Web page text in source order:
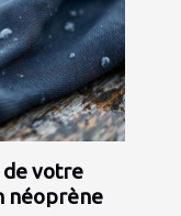
votre
néoprène